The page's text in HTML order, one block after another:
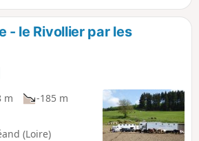
- le Rivollier par les
m
-185 m
(Loire)